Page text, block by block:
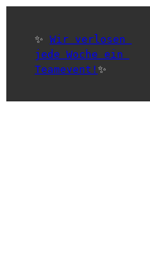
✨ Wir verlosen
jede Woche ein
Teamevent! ✨